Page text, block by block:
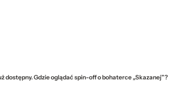
dostępny. Gdzie oglądać spin-off o bohaterce „Skazanej”?